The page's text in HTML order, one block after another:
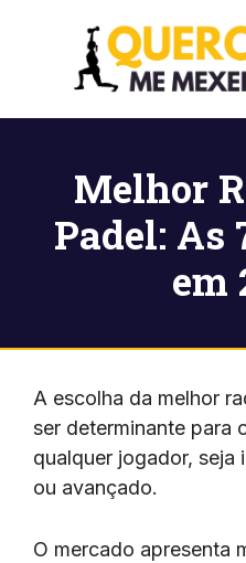
Melhor
Padel: As
em
A escolha da melhor
ser determinante para
qualquer jogador, seja
ou avançado.
O mercado apresenta